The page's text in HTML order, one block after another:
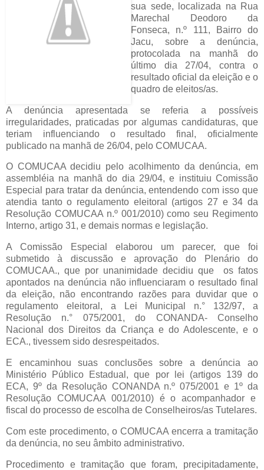
sua sede, localizada na Rua
Marechal Deodoro da
Fonseca, n.º 111, Bairro do
Jacu, sobre a denúncia,
protocolada na manhã do
último dia 27/04, contra o
resultado oficial da eleição e o
quadro de eleitos/as.
A denúncia apresentada se referia a possíveis
irregularidades, praticadas por algumas candidaturas, que
teriam influenciando o resultado final, oficialmente
publicado na manhã de 26/04, pelo COMUCAA.
O COMUCAA decidiu pelo acolhimento da denúncia, em
assembléia na manhã do dia 29/04, e instituiu Comissão
Especial para tratar da denúncia, entendendo com isso que
atendia tanto o regulamento eleitoral (artigos 27 e 34 da
Resolução COMUCAA n.º 001/2010) como seu Regimento
Interno, artigo 31, e demais normas e legislação.
A Comissão Especial elaborou um parecer, que foi
submetido à discussão e aprovação do Plenário do
COMUCAA., que por unanimidade decidiu que os fatos
apontados na denúncia não influenciaram o resultado final
da eleição, não encontrando razões para duvidar que o
regulamento eleitoral, a Lei Municipal n.° 132/97, a
Resolução n.° 075/2001, do CONANDA- Conselho
Nacional dos Direitos da Criança e do Adolescente, e o
ECA., tivessem sido desrespeitados.
E encaminhou suas conclusões sobre a denúncia ao
Ministério Público Estadual, que por lei (artigos 139 do
ECA, 9º da Resolução CONANDA n.º 075/2001 e 1º da
Resolução COMUCAA 001/2010) é o acompanhador e
fiscal do processo de escolha de Conselheiros/as Tutelares.
Com este procedimento, o COMUCAA encerra a tramitação
da denúncia, no seu âmbito administrativo.
Procedimento e tramitação que foram, precipitadamente,